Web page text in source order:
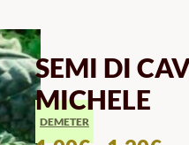
SEMI DI
MICHELE
DEMETER